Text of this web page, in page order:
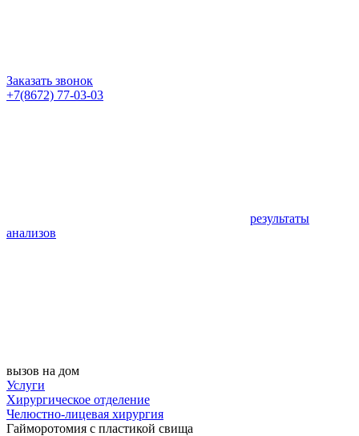
Заказать звонок
+7(8672) 77-03-03
результаты
анализов
вызов на дом
Услуги
Хирургическое отделение
Челюстно-лицевая хирургия
Гайморотомия с пластикой свища